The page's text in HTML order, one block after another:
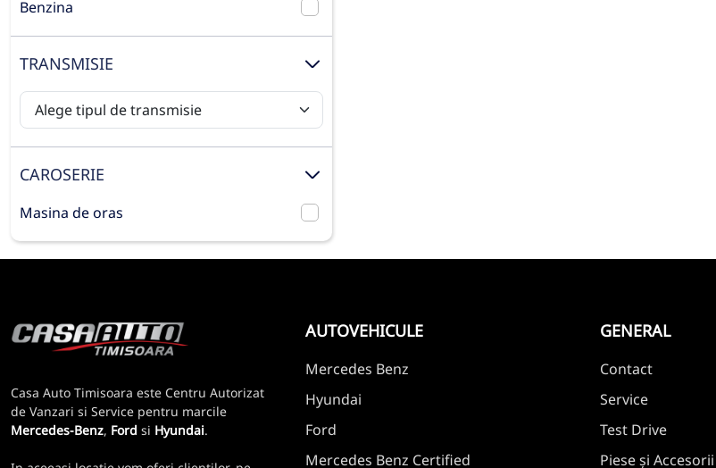
Benzina
TRANSMISIE
CAROSERIE
Masina de oras
Casa Auto Timisoara este Centru Autorizat
de Vanzari si Service pentru marcile
Mercedes-Benz, Ford si Hyundai.
AUTOVEHICULE
Mercedes Benz
Hyundai
Ford
Mercedes Benz Certified
GENERAL
Contact
Service
Test Drive
Piese și Accesorii